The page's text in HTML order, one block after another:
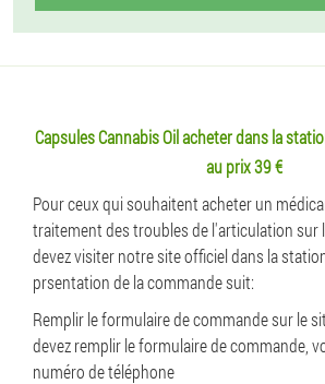
Capsules Cannabis Oil acheter dans la
au prix 39 €
Pour ceux qui souhaitent acheter un
traitement des troubles de l'articulation sur
devez visiter notre site officiel dans la
prsentation de la commande suit:
Remplir le formulaire de commande sur le
devez remplir le formulaire de commande,
numéro de téléphone